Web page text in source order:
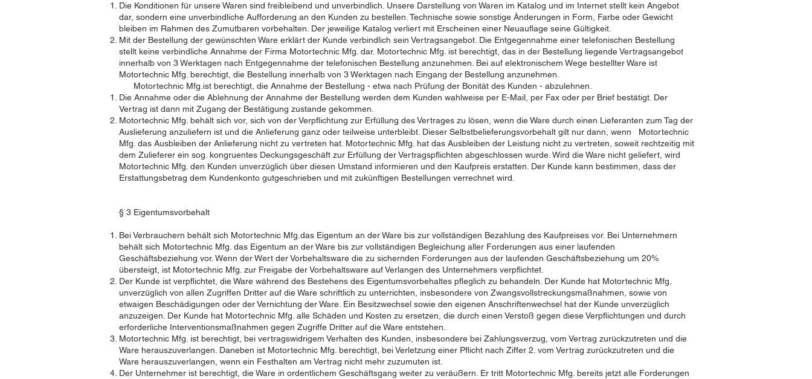
Die Konditionen für unsere Waren sind freibleibend und unverbindlich. Unsere Darstellung von Waren im Katalog und im Internet stellt kein Angebot
dar, sondern eine unverbindliche Aufforderung an den Kunden zu bestellen. Technische sowie sonstige Änderungen in Form, Farbe oder Gewicht
bleiben im Rahmen des Zumutbaren vorbehalten. Der jeweilige Katalog verliert mit Erscheinen einer Neuauflage seine Gültigkeit.
Mit der Bestellung der gewünschten Ware erklärt der Kunde verbindlich sein Vertragsangebot. Die Entgegennahme einer telefonischen Bestellung
stellt keine verbindliche Annahme der Firma Motortechnic Mfg. dar. Motortechnic Mfg. ist berechtigt, das in der Bestellung liegende Vertragsangebot
innerhalb von 3 Werktagen nach Entgegennahme der telefonischen Bestellung anzunehmen. Bei auf elektronischem Wege bestellter Ware ist
Motortechnic Mfg. berechtigt, die Bestellung innerhalb von 3 Werktagen nach Eingang der Bestellung anzunehmen.
Motortechnic Mfg.ist berechtigt, die Annahme der Bestellung - etwa nach Prüfung der Bonität des Kunden - abzulehnen.
Die Annahme oder die Ablehnung der Annahme der Bestellung werden dem Kunden wahlweise per E-Mail, per Fax oder per Brief bestätigt. Der
Vertrag ist dann mit Zugang der Bestätigung zustande gekommen.
Motortechnic Mfg. behält sich vor, sich von der Verpflichtung zur Erfüllung des Vertrages zu lösen, wenn die Ware durch einen Lieferanten zum Tag der
Auslieferung anzuliefern ist und die Anlieferung ganz oder teilweise unterbleibt. Dieser Selbstbelieferungsvorbehalt gilt nur dann, wenn Motortechnic
Mfg. das Ausbleiben der Anlieferung nicht zu vertreten hat. Motortechnic Mfg. hat das Ausbleiben der Leistung nicht zu vertreten, soweit rechtzeitig mit
dem Zulieferer ein sog. kongruentes Deckungsgeschäft zur Erfüllung der Vertragspflichten abgeschlossen wurde. Wird die Ware nicht geliefert, wird
Motortechnic Mfg. den Kunden unverzüglich über diesen Umstand informieren und den Kaufpreis erstatten. Der Kunde kann bestimmen, dass der
Erstattungsbetrag dem Kundenkonto gutgeschrieben und mit zukünftigen Bestellungen verrechnet wird.
§ 3 Eigentumsvorbehalt
Bei Verbrauchern behält sich Motortechnic Mfg.das Eigentum an der Ware bis zur vollständigen Bezahlung des Kaufpreises vor. Bei Unternehmern
behält sich Motortechnic Mfg. das Eigentum an der Ware bis zur vollständigen Begleichung aller Forderungen aus einer laufenden
Geschäftsbeziehung vor. Wenn der Wert der Vorbehaltsware die zu sichernden Forderungen aus der laufenden Geschäftsbeziehung um 20%
übersteigt, ist Motortechnic Mfg. zur Freigabe der Vorbehaltsware auf Verlangen des Unternehmers verpflichtet.
Der Kunde ist verpflichtet, die Ware während des Bestehens des Eigentumsvorbehaltes pfleglich zu behandeln. Der Kunde hat Motortechnic Mfg.
unverzüglich von allen Zugriffen Dritter auf die Ware schriftlich zu unterrichten, insbesondere von Zwangsvollstreckungsmaßnahmen, sowie von
etwaigen Beschädigungen oder der Vernichtung der Ware. Ein Besitzwechsel sowie den eigenen Anschriftenwechsel hat der Kunde unverzüglich
anzuzeigen. Der Kunde hat Motortechnic Mfg. alle Schäden und Kosten zu ersetzen, die durch einen Verstoß gegen diese Verpflichtungen und durch
erforderliche Interventionsmaßnahmen gegen Zugriffe Dritter auf die Ware entstehen.
Motortechnic Mfg. ist berechtigt, bei vertragswidrigem Verhalten des Kunden, insbesondere bei Zahlungsverzug, vom Vertrag zurückzutreten und die
Ware herauszuverlangen. Daneben ist Motortechnic Mfg. berechtigt, bei Verletzung einer Pflicht nach Ziffer 2. vom Vertrag zurückzutreten und die
Ware herauszuverlangen, wenn ein Festhalten am Vertrag nicht mehr zuzumuten ist.
Der Unternehmer ist berechtigt, die Ware in ordentlichem Geschäftsgang weiter zu veräußern. Er tritt Motortechnic Mfg. bereits jetzt alle Forderungen